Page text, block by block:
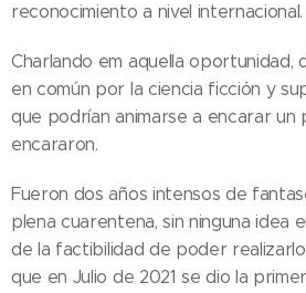
reconocimiento a nivel internacional.
Charlando em aquella oportunidad,
en común por la ciencia ficción y
que podrían animarse a encarar
encararon.
Fueron dos años intensos de
plena cuarentena, sin ninguna idea
de la factibilidad de poder
que en Julio de 2021 se dio la